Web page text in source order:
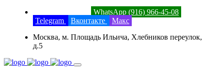
WhatsApp (916) 966-45-08
Telegram
Вконтакте
Макс
Москва, м. Площадь Ильича, Хлебников переулок,
д.5